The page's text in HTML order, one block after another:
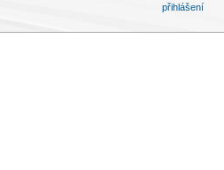
přihlášení